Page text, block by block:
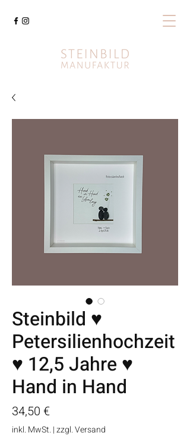
Steinbild ♥
Petersilienhochzeit
♥ 12,5 Jahre ♥
Hand in Hand
34,50 €Preis
inkl. MwSt. |zzgl. Versand